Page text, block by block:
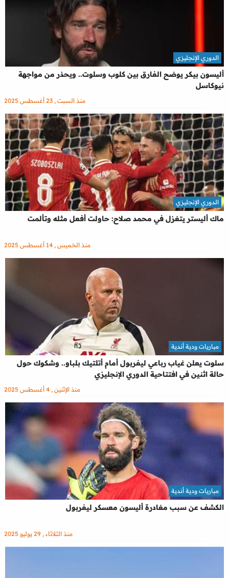
أليسون بيكر يوضح الفارق بين كلوب وسلوت.. ويحذر من مواجهة
نيوكاسل
الدوري الإنجليزي
منذ السبت , 23 أغسطس 2025
ماك أليستر يتغزل في محمد صلاح: حاولت أفعل مثله وتألمت
الدوري الإنجليزي
منذ الخميس , 14 أغسطس 2025
سلوت يعلن غياب رباعي ليفربول أمام أتلتيك بلباو.. وشكوك حول
حالة اثنين في افتتاحية الدوري الإنجليزي
مباريات ودية أندية
منذ الإثنين , 4 أغسطس 2025
الكشف عن سبب مغادرة أليسون معسكر ليفربول
مباريات ودية أندية
منذ الثلاثاء , 29 يوليو 2025